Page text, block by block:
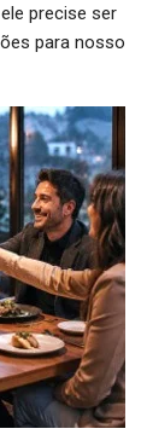
precise ser
para nosso